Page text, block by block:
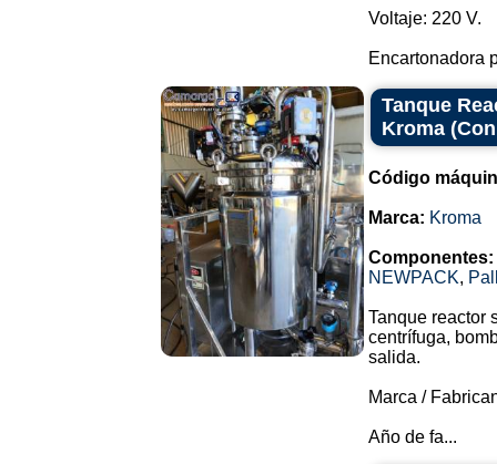
Voltaje: 220 V.
Encartonadora
Tanque
Kroma
Código
Marca: Kroma
Componentes:
NEWPACK,
Tanque reactor
centrífuga,
salida.
Marca /
Año de fa...